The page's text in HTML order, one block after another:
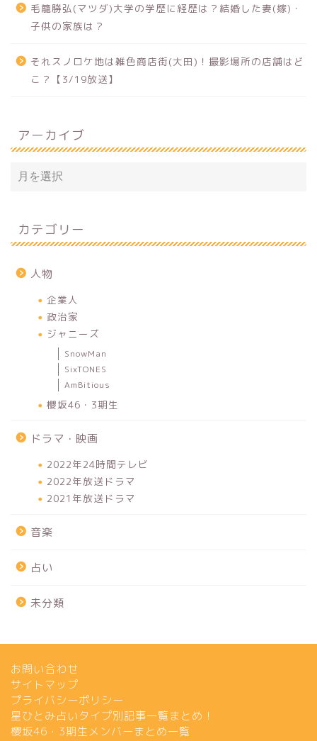
毛籠勝弘(マツダ)大学の学歴に経歴は？結婚した妻(嫁)・
子供の家族は？
それスノロケ地は雑色商店街(大田)！撮影場所の店舗はど
こ？【3/19放送】
アーカイブ
カテゴリー
人物
企業人
政治家
ジャニーズ
SnowMan
SixTONES
AmBitious
櫻坂46・3期生
ドラマ・映画
2022年24時間テレビ
2022年放送ドラマ
2021年放送ドラマ
音楽
占い
未分類
お問い合わせ
サイトマップ
プライバシーポリシー
星ひとみ占いタイプ別記事一覧まとめ！
櫻坂46・3期生メンバーまとめ一覧